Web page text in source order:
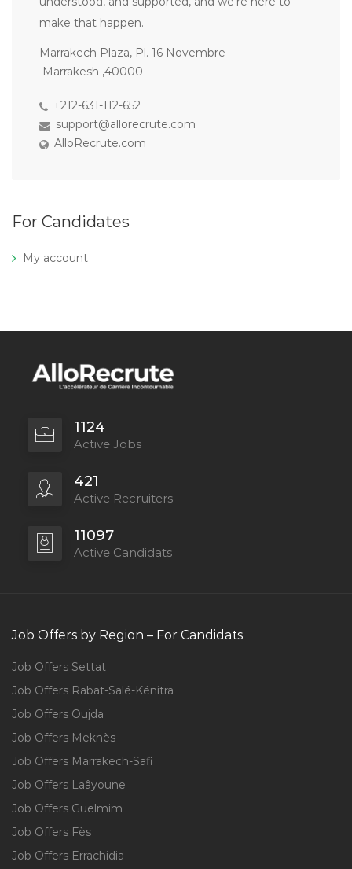
make that happen.
Marrakech Plaza, Pl. 16 Novembre
Marrakesh ,40000
+212-631-112-652
support@allorecrute.com
AlloRecrute.com
For Candidates
My account
1124
Active Jobs
421
Active Recruiters
11097
Active Candidats
Job Offers by Region – For Candidats
Job Offers Settat
Job Offers Rabat-Salé-Kénitra
Job Offers Oujda
Job Offers Meknès
Job Offers Marrakech-Safi
Job Offers Laâyoune
Job Offers Guelmim
Job Offers Fès
Job Offers Errachidia